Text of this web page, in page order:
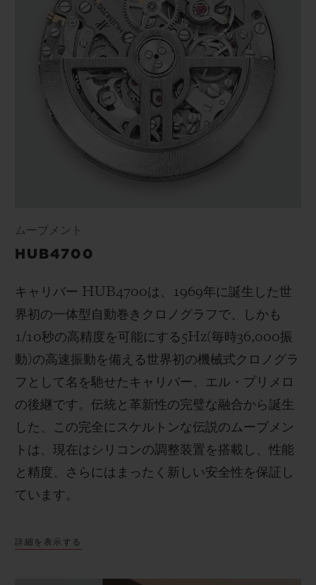
ムーブメント
HUB4700
キャリバー HUB4700は、 1969年に誕生した世
界初の一体型自動巻きクロノグラフで、しかも
1/10秒の高精度を可能にする 5Hz(毎時36,000振
動 )の高速振動を備える世界初の機械式クロノグラ
フとして名を馳せたキャリバー、エル・プリメロ
の後継です。伝統と革新性の完璧な融合から誕生
した、この完全にスケルトンな伝説のムーブメン
トは、現在はシリコンの調整装置を搭載し、性能
と精度、さらにはまったく新しい安全性を保証し
ています。
詳細を表示する